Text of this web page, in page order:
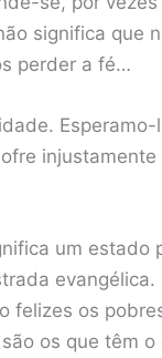
significa que
perder a fé…
um estado
felizes os
os que têm o